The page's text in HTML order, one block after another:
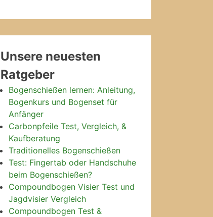
Unsere neuesten
Ratgeber
Bogenschießen lernen: Anleitung,
Bogenkurs und Bogenset für
Anfänger
Carbonpfeile Test, Vergleich, &
Kaufberatung
Traditionelles Bogenschießen
Test: Fingertab oder Handschuhe
beim Bogenschießen?
Compoundbogen Visier Test und
Jagdvisier Vergleich
Compoundbogen Test &